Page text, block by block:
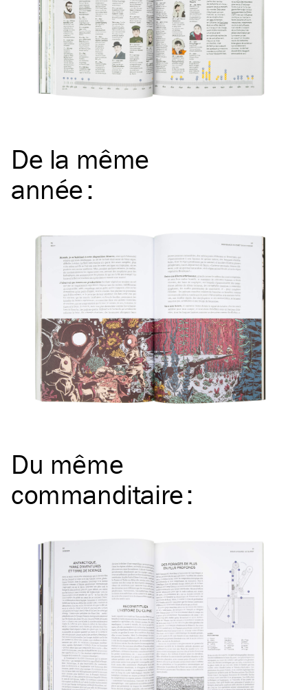
De la même
année:
Du même
commanditaire: